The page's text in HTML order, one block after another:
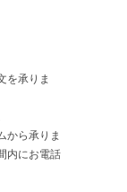
を承りま
から承りま
内にお電話